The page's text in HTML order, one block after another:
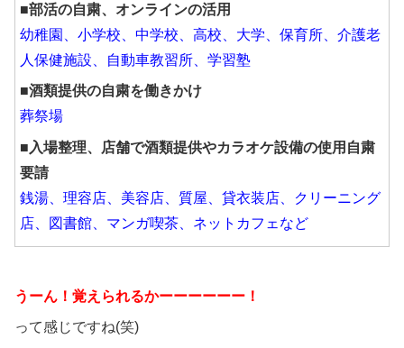
■部活の自粛、オンラインの活用
幼稚園、小学校、中学校、高校、大学、保育所、介護老
人保健施設、
自動車教習所、学習塾
■酒類提供の自粛を働きかけ
葬祭場
■入場整理、店舗で酒類提供やカラオケ設備の使用自粛
要請
銭湯、理容店、美容店、質屋、貸衣装店、クリーニング
店、図書館、マンガ喫茶、ネットカフェなど
うーん！覚えられるかーーーーーー！
って感じですね(笑)